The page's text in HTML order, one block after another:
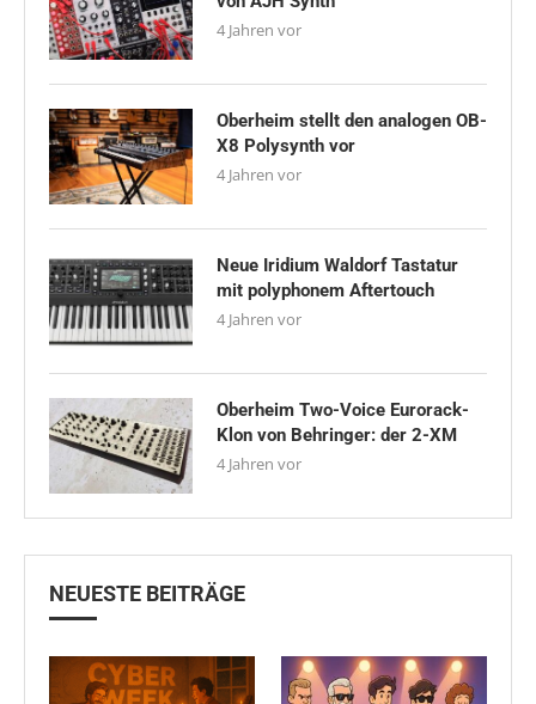
4 Jahren vor
Oberheim stellt den analogen OB-
X8 Polysynth vor
4 Jahren vor
Neue Iridium Waldorf Tastatur
mit polyphonem Aftertouch
4 Jahren vor
Oberheim Two-Voice Eurorack-
Klon von Behringer: der 2-XM
4 Jahren vor
NEUESTE BEITRÄGE